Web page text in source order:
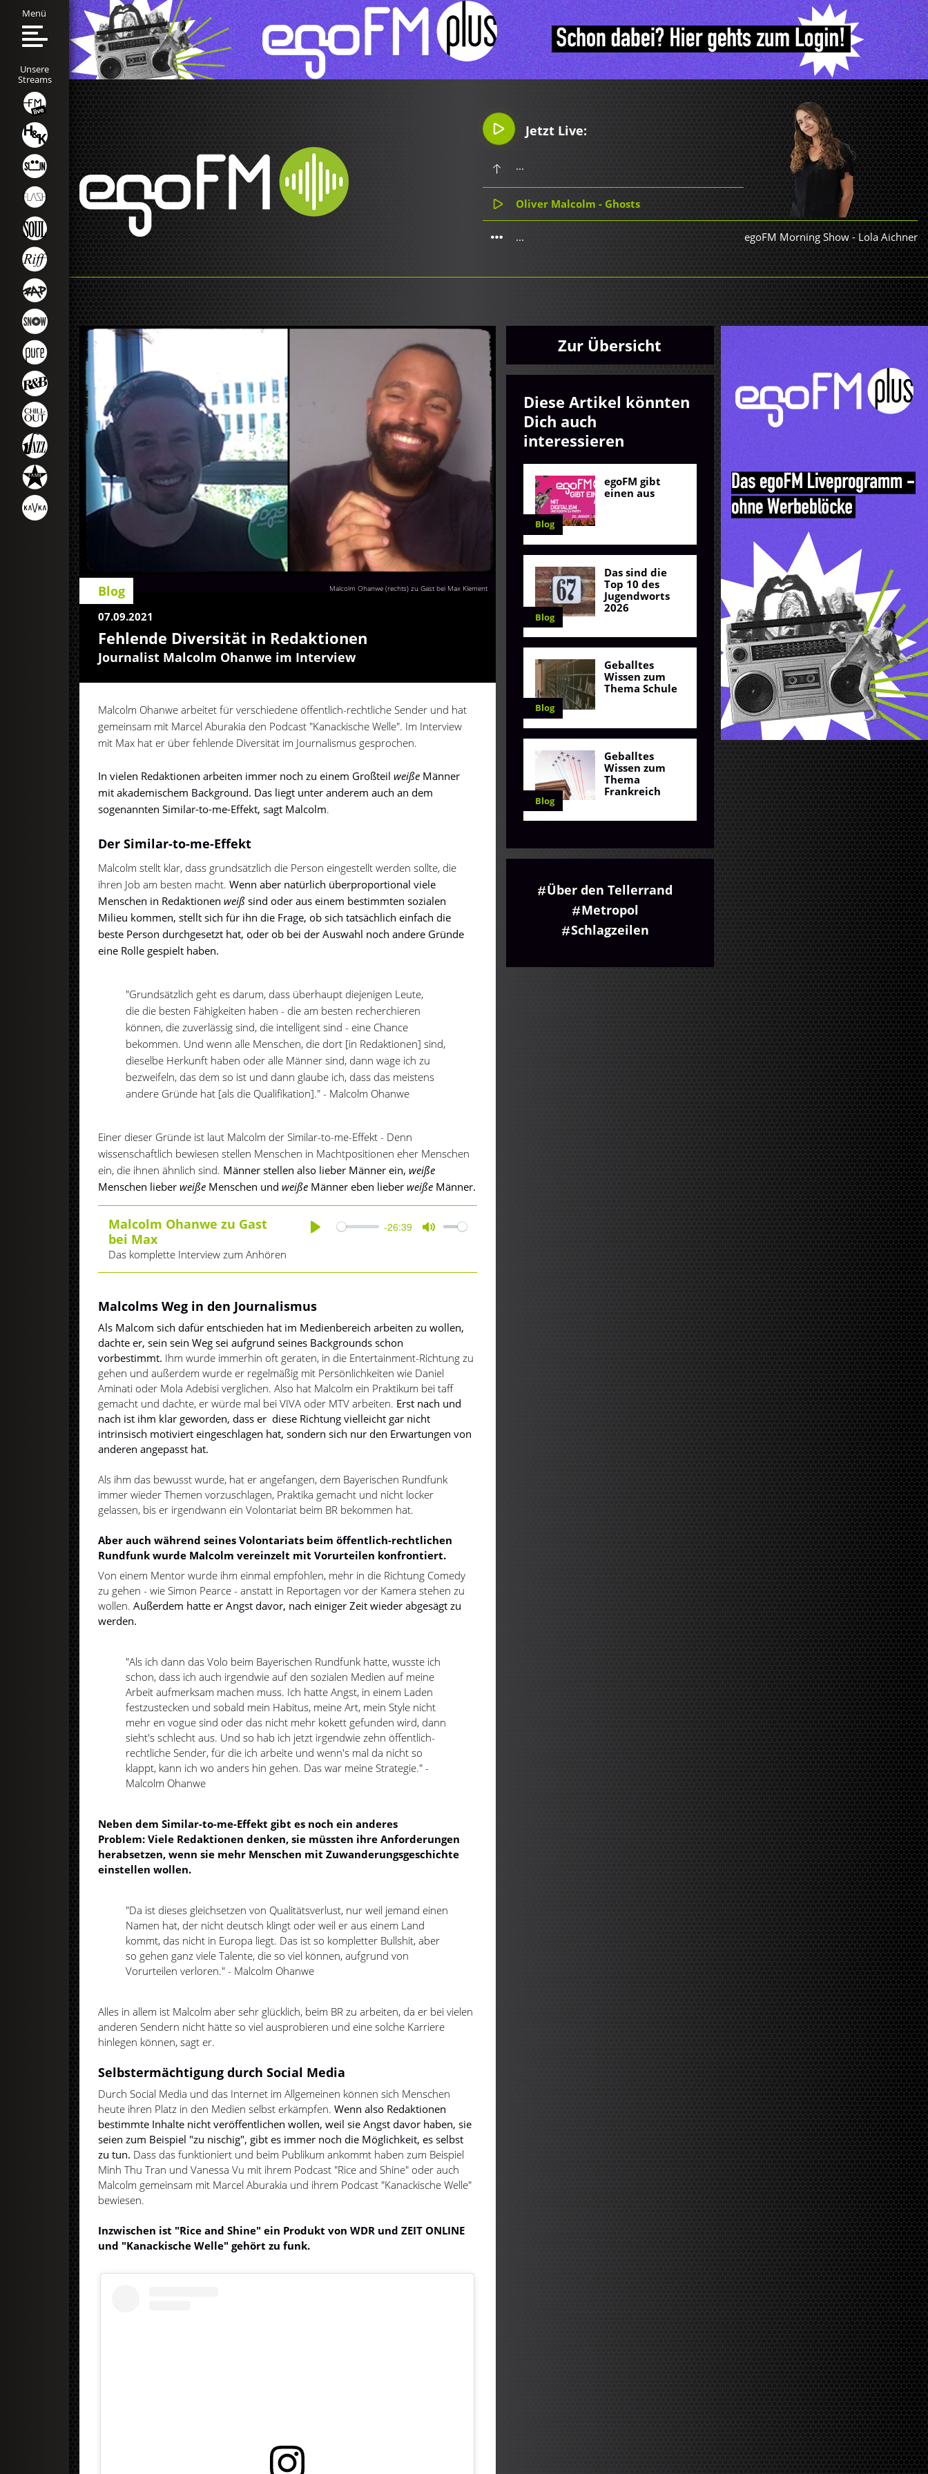
Jetzt Live:
...
Oliver Malcolm - Ghosts
... egoFM Morning Show-Lola Aichner
Menü
Unsere
Streams
Malcolm Ohanwe (rechts) zu Gast bei Max Klement
Blog
07.09.2021
Fehlende Diversität in Redaktionen
Journalist Malcolm Ohanwe im Interview
Malcolm Ohanwe arbeitet für verschiedene öffentlich-rechtliche Sender und hat
gemeinsam mit Marcel Aburakia den Podcast "Kanackische Welle". Im Interview
mit Max hat er über fehlende Diversität im Journalismus gesprochen.
In vielen Redaktionen arbeiten immer noch zu einem Großteilweiße Männer
mit akademischem Background. Das liegt unter anderem auch an dem
sogenannten Similar-to-me-Effekt, sagt Malcolm.
Der Similar-to-me-Effekt
Malcolm stellt klar, dass grundsätzlich die Person eingestellt werden sollte, die
ihren Job am besten macht.Wenn aber natürlich überproportional viele
Menschen in Redaktionenweiß sind oder aus einem bestimmten sozialen
Milieu kommen, stellt sich für ihn die Frage, ob sich tatsächlich einfach die
beste Person durchgesetzt hat, oder ob bei der Auswahl noch andere Gründe
eine Rolle gespielt haben.
"Grundsätzlich geht es darum, dass überhaupt diejenigen Leute,
die die besten Fähigkeiten haben - die am besten recherchieren
können, die zuverlässig sind, die intelligent sind - eine Chance
bekommen. Und wenn alle Menschen, die dort [in Redaktionen] sind,
dieselbe Herkunft haben oder alle Männer sind, dann wage ich zu
bezweifeln, das dem so ist und dann glaube ich, dass das meistens
andere Gründe hat [als die Qualifikation]." - Malcolm Ohanwe
Einer dieser Gründe ist laut Malcolm der Similar-to-me-Effekt - Denn
wissenschaftlich bewiesen stellen Menschen in Machtpositionen eher Menschen
ein, die ihnen ähnlich sind. Männer stellen also lieber Männer ein,weiße
Menschen lieberweiße Menschen undweiße Männer eben lieberweiße Männer.
Malcolm Ohanwe zu Gast
bei Max
Das komplette Interview zum Anhören
-26:39
Malcolms Weg in den Journalismus
Als Malcom sich dafür entschieden hat im Medienbereich arbeiten zu wollen,
dachte er, sein sein Weg sei aufgrund seines Backgrounds schon
vorbestimmt. Ihm wurde immerhin oft geraten, in die Entertainment-Richtung zu
gehen und außerdem wurde er regelmäßig mit Persönlichkeiten wie Daniel
Aminati oder Mola Adebisi verglichen. Also hat Malcolm ein Praktikum bei taff
gemacht und dachte, er würde mal bei VIVA oder MTV arbeiten. Erst nach und
nach ist ihm klar geworden, dass er diese Richtung vielleicht gar nicht
intrinsisch motiviert eingeschlagen hat, sondern sich nur den Erwartungen von
anderen angepasst hat.
Als ihm das bewusst wurde, hat er angefangen, dem Bayerischen Rundfunk
immer wieder Themen vorzuschlagen, Praktika gemacht und nicht locker
gelassen, bis er irgendwann ein Volontariat beim BR bekommen hat.
Aber auch während seines Volontariats beim öffentlich-rechtlichen
Rundfunk wurde Malcolm vereinzelt mit Vorurteilen konfrontiert.
Von einem Mentor wurde ihm einmal empfohlen, mehr in die Richtung Comedy
zu gehen - wie Simon Pearce - anstatt in Reportagen vor der Kamera stehen zu
wollen.Außerdem hatte er Angst davor, nach einiger Zeit wieder abgesägt zu
werden.
"Als ich dann das Volo beim Bayerischen Rundfunk hatte, wusste ich
schon, dass ich auch irgendwie auf den sozialen Medien auf meine
Arbeit aufmerksam machen muss. Ich hatte Angst, in einem Laden
festzustecken und sobald mein Habitus, meine Art, mein Style nicht
mehr en vogue sind oder das nicht mehr kokett gefunden wird, dann
sieht's schlecht aus. Und so hab ich jetzt irgendwie zehn öffentlich-
rechtliche Sender, für die ich arbeite und wenn's mal da nicht so
klappt, kann ich wo anders hin gehen. Das war meine Strategie." -
Malcolm Ohanwe
Neben dem Similar-to-me-Effekt gibt es noch ein anderes
Problem: Viele Redaktionen denken, sie müssten ihre Anforderungen
herabsetzen, wenn sie mehr Menschen mit Zuwanderungsgeschichte
einstellen wollen.
"Da ist dieses gleichsetzen von Qualitätsverlust, nur weil jemand einen
Namen hat, der nicht deutsch klingt oder weil er aus einem Land
kommt, das nicht in Europa liegt. Das ist so kompletter Bullshit, aber
so gehen ganz viele Talente, die so viel können, aufgrund von
Vorurteilen verloren." - Malcolm Ohanwe
Alles in allem ist Malcolm aber sehr glücklich, beim BR zu arbeiten, da er bei vielen
anderen Sendern nicht hätte so viel ausprobieren und eine solche Karriere
hinlegen können, sagt er.
Selbstermächtigung durch Social Media
Durch Social Media und das Internet im Allgemeinen können sich Menschen
heute ihren Platz in den Medien selbst erkämpfen.Wenn also Redaktionen
bestimmte Inhalte nicht veröffentlichen wollen, weil sie Angst davor haben, sie
seien zum Beispiel "zu nischig", gibt es immer noch die Möglichkeit, es selbst
zu tun. Dass das funktioniert und beim Publikum ankommt haben zum Beispiel
Minh Thu Tran und Vanessa Vu mit ihrem Podcast "Rice and Shine" oder auch
Malcolm gemeinsam mit Marcel Aburakia und ihrem Podcast "Kanackische Welle"
bewiesen.
Inzwischen ist "Rice and Shine" ein Produkt von WDR und ZEIT ONLINE
und "Kanackische Welle" gehört zu funk.
Zur Übersicht
Diese Artikel könnten
Dich auch
interessieren
Blog
egoFM gibt
einen aus
Blog
Das sind die
Top 10 des
Jugendworts
2026
Blog
Geballtes
Wissen zum
Thema Schule
Blog
Geballtes
Wissen zum
Thema
Frankreich
Über den Tellerrand
Metropol
Schlagzeilen